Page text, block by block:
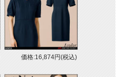
価格:16,874円(税込)